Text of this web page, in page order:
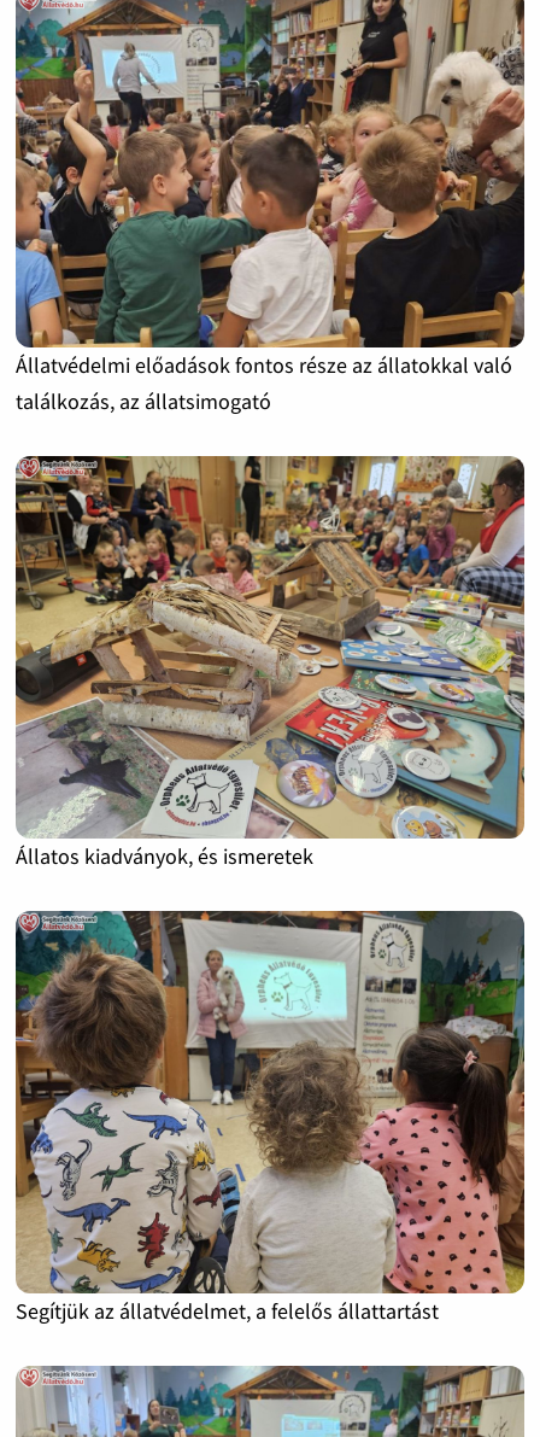
Állatvédelmi előadások fontos része az állatokkal való
találkozás, az állatsimogató
Állatos kiadványok, és ismeretek
Segítjük az állatvédelmet, a felelős állattartást